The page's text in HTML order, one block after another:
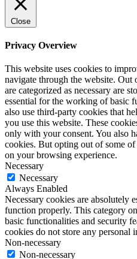
Close
Privacy Overview
This website uses cookies to
navigate through the website. Out
are categorized as necessary are
essential for the working of basic
also use third-party cookies that
you use this website. These
only with your consent. You also
cookies. But opting out of some
on your browsing experience.
Necessary
Necessary
Always Enabled
Necessary cookies are absolutely
function properly. This category
basic functionalities and security
cookies do not store any personal
Non-necessary
Non-necessary